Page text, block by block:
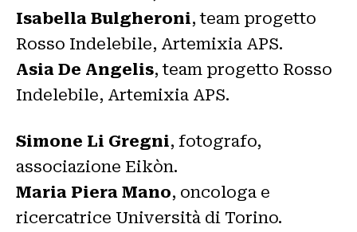
Isabella Bulgheroni, team progetto
Rosso Indelebile, Artemixia APS.
Asia De Angelis, team progetto Rosso
Indelebile, Artemixia APS.
Simone Li Gregni, fotografo,
associazione Eikòn.
Maria Piera Mano, oncologa e
ricercatrice Università di Torino.